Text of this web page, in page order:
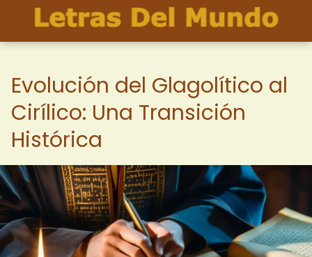
Evolución del Glagolítico al
Cirílico: Una Transición
Histórica